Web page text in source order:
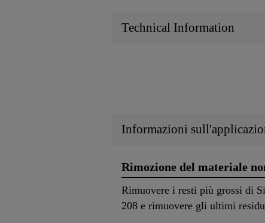
Technical Information
Informazioni
Rimozione del materiale
Rimuovere i resti più grossi di
208 e rimuovere gli ultimi